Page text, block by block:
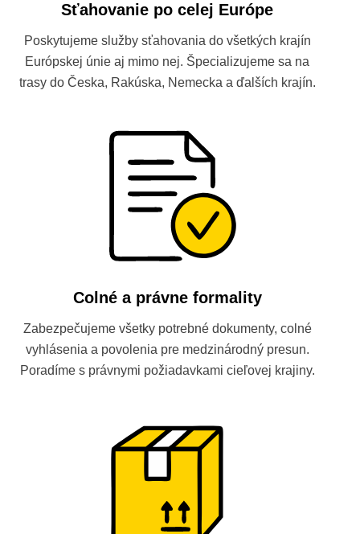
Sťahovanie po celej Európe
Poskytujeme služby sťahovania do všetkých krajín
Európskej únie aj mimo nej. Špecializujeme sa na
trasy do Česka, Rakúska, Nemecka a ďalších krajín.
Colné a právne formality
Zabezpečujeme všetky potrebné dokumenty, colné
vyhlásenia a povolenia pre medzinárodný presun.
Poradíme s právnymi požiadavkami cieľovej krajiny.